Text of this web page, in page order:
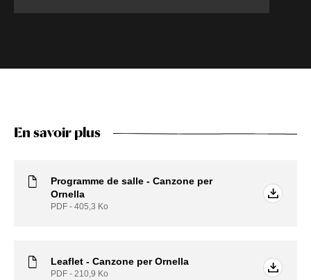
En savoir plus
Programme de salle - Canzone per
Ornella
PDF - 405,3 Ko
Leaflet - Canzone per Ornella
PDF - 210,9 Ko